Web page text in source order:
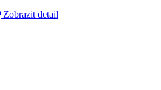
Zobrazit detail